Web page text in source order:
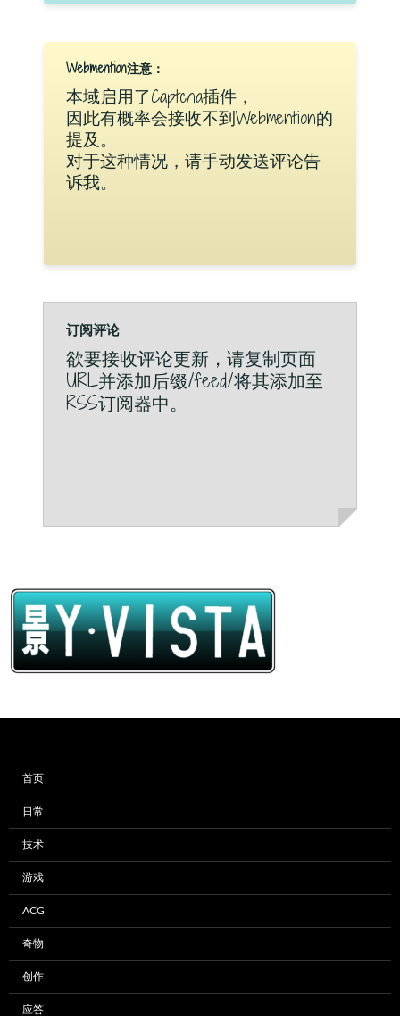
Webmention注意：
本域启用了Captcha插件，
因此有概率会接收不到Webmention的
提及。
对于这种情况，请手动发送评论告
诉我。
订阅评论
欲要接收评论更新，请复制页面
URL并添加后缀/feed/将其添加至
RSS订阅器中。
首页
日常
技术
游戏
ACG
奇物
创作
应答